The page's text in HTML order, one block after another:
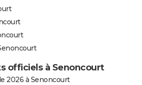
officiels à Senoncourt
2026 à Senoncourt